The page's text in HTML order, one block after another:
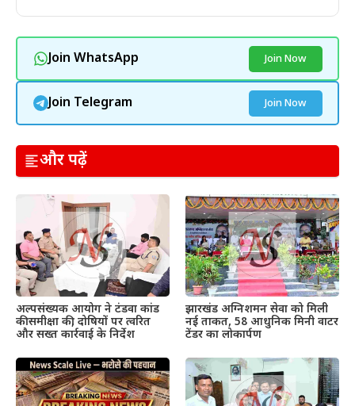
Join WhatsApp Join Now
Join Telegram Join Now
और पढ़ें
अल्पसंख्यक आयोग ने टंडवा कांड
की समीक्षा की, दोषियों पर त्वरित
और सख्त कार्रवाई के निर्देश
झारखंड अग्निशमन सेवा को मिली
नई ताकत, 58 आधुनिक मिनी वाटर
टेंडर का लोकार्पण